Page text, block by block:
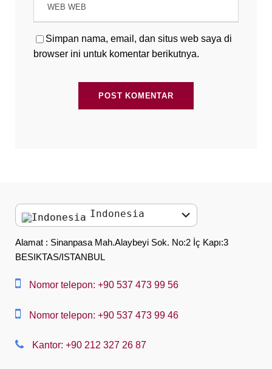
Simpan nama, email, dan situs web saya di
browser ini untuk komentar berikutnya.
Indonesia
English
العربية
中文
Alamat : Sinanpasa Mah.Alaybeyi Sok. No:2 İç Kapı:3
BESIKTAS/ISTANBUL
Nomor telepon: +90 537 473 99 56
Nomor telepon: +90 537 473 99 46
Kantor: +90 212 327 26 87